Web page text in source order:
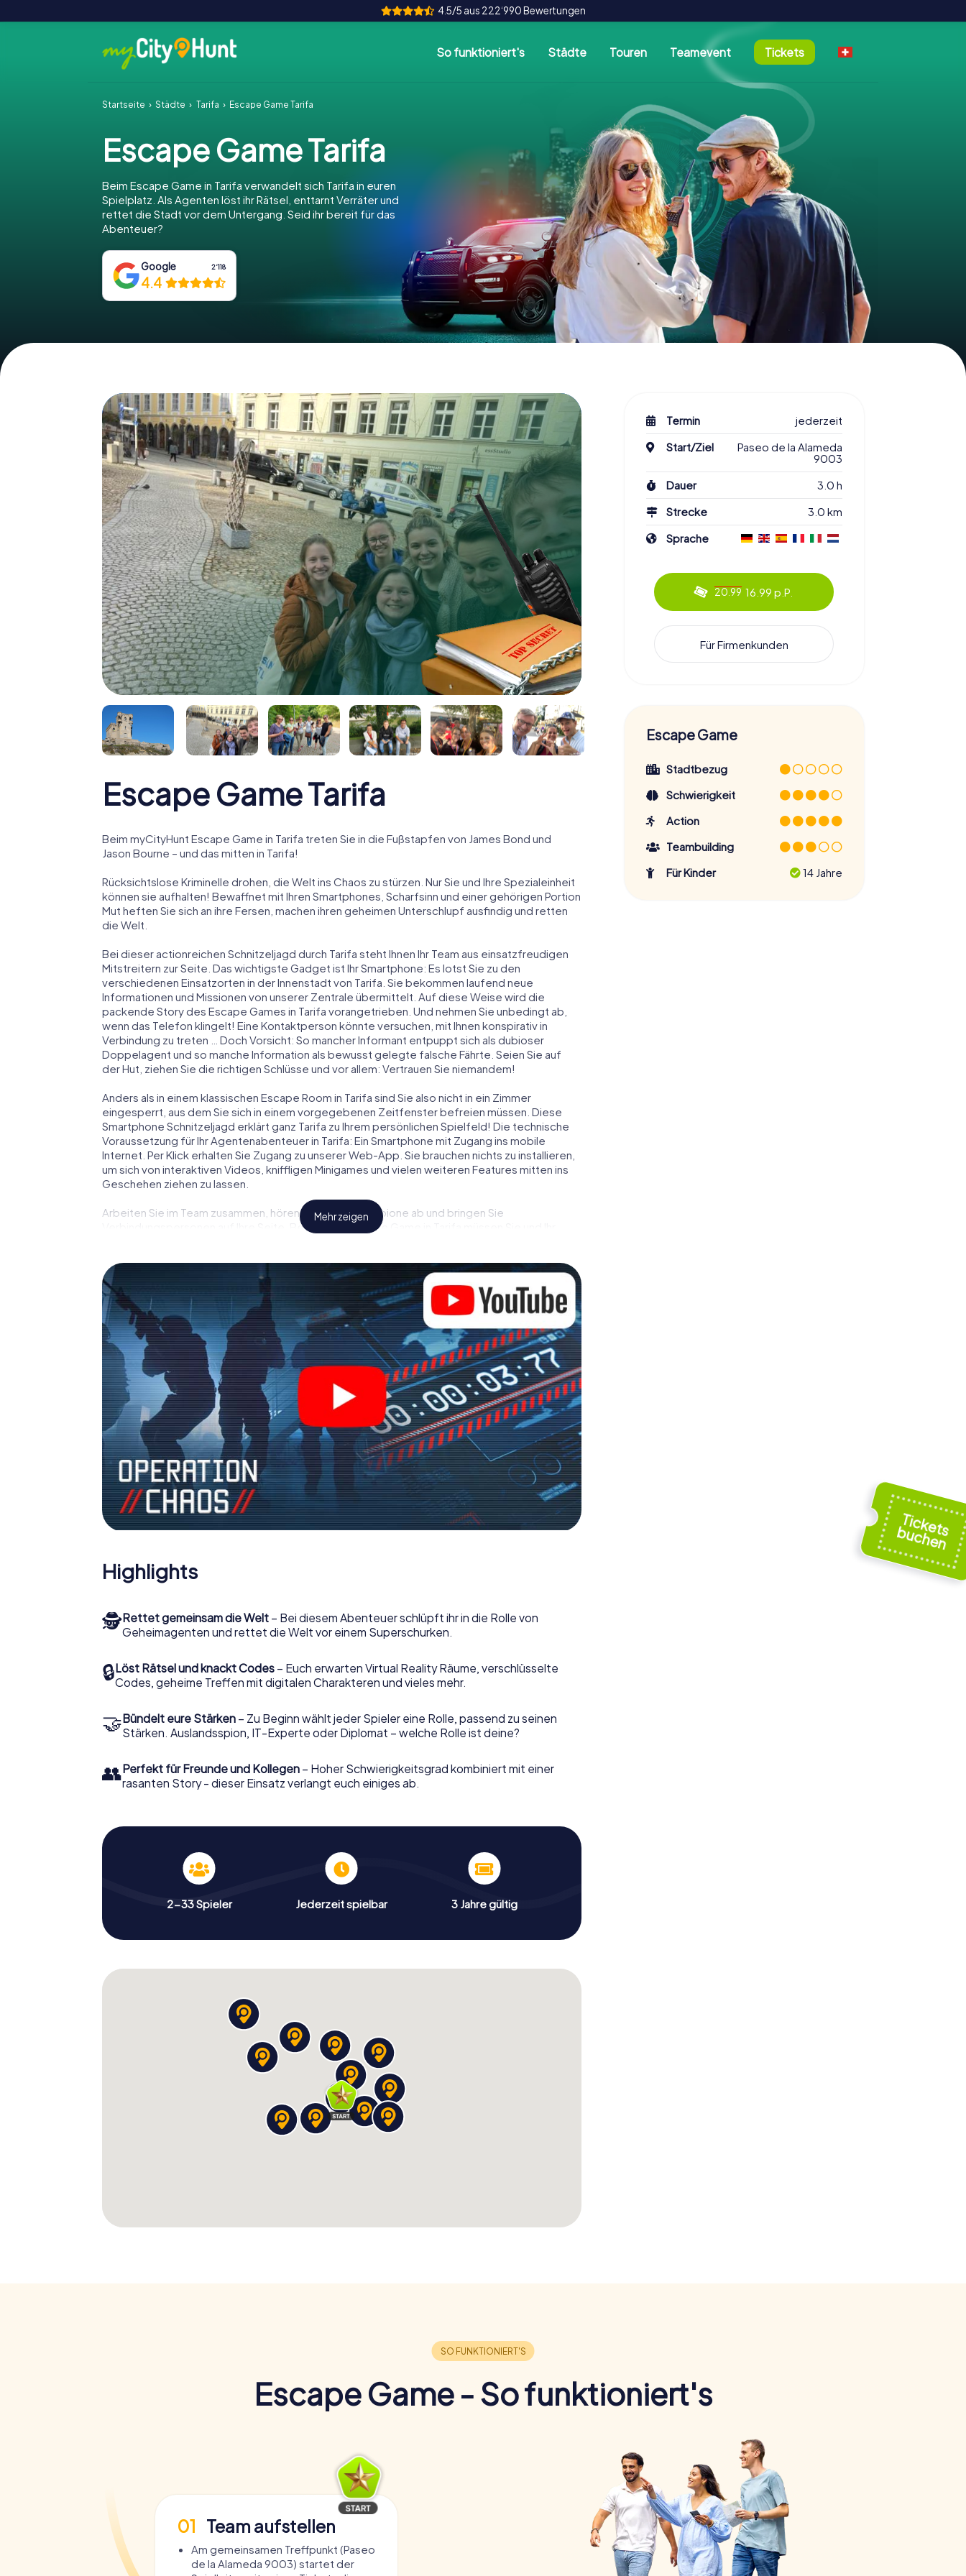
4.5/5 aus 222‘990 Bewertungen
So funktioniert's Städte Touren Teamevent Tickets
Startseite Städte Tarifa Escape Game Tarifa
Escape Game Tarifa
Beim Escape Game in Tarifa verwandelt sich Tarifa in euren
Spielplatz. Als Agenten löst ihr Rätsel, enttarnt Verräter und
rettet die Stadt vor dem Untergang. Seid ihr bereit für das
Abenteuer?
Google 2‘118
4.4
Escape Game Tarifa
Beim myCityHunt Escape Game in Tarifa treten Sie in die Fußstapfen von James Bond und
Jason Bourne – und das mitten in Tarifa!
Rücksichtslose Kriminelle drohen, die Welt ins Chaos zu stürzen. Nur Sie und Ihre Spezialeinheit
können sie aufhalten! Bewaffnet mit Ihren Smartphones, Scharfsinn und einer gehörigen Portion
Mut heften Sie sich an ihre Fersen, machen ihren geheimen Unterschlupf ausfindig und retten
die Welt.
Bei dieser actionreichen Schnitzeljagd durch Tarifa steht Ihnen Ihr Team aus einsatzfreudigen
Mitstreitern zur Seite. Das wichtigste Gadget ist Ihr Smartphone: Es lotst Sie zu den
verschiedenen Einsatzorten in der Innenstadt von Tarifa. Sie bekommen laufend neue
Informationen und Missionen von unserer Zentrale übermittelt. Auf diese Weise wird die
packende Story des Escape Games in Tarifa vorangetrieben. Und nehmen Sie unbedingt ab,
wenn das Telefon klingelt! Eine Kontaktperson könnte versuchen, mit Ihnen konspirativ in
Verbindung zu treten … Doch Vorsicht: So mancher Informant entpuppt sich als dubioser
Doppelagent und so manche Information als bewusst gelegte falsche Fährte. Seien Sie auf
der Hut, ziehen Sie die richtigen Schlüsse und vor allem: Vertrauen Sie niemandem!
Anders als in einem klassischen Escape Room in Tarifa sind Sie also nicht in ein Zimmer
eingesperrt, aus dem Sie sich in einem vorgegebenen Zeitfenster befreien müssen. Diese
Smartphone Schnitzeljagd erklärt ganz Tarifa zu Ihrem persönlichen Spielfeld! Die technische
Voraussetzung für Ihr Agentenabenteuer in Tarifa: Ein Smartphone mit Zugang ins mobile
Internet. Per Klick erhalten Sie Zugang zu unserer Web-App. Sie brauchen nichts zu installieren,
um sich von interaktiven Videos, kniffligen Minigames und vielen weiteren Features mitten ins
Geschehen ziehen zu lassen.
Arbeiten Sie im Team zusammen, hören Sie feindliche Spione ab und bringen Sie
Verbindungspersonen auf Ihre Seite. Bei diesem Escape Game in Tarifa müssen Sie und Ihr
Team im Highscore von Tarifa und erhalten Zugang zu Ihrer ganz persönlichen Bildergalerie. Das
myCityHunt Escape Game macht Tarifa zu Ihrem ganz persönlichen Erlebnisspielplatz. Holen
Sie sich Ihre Tickets in die Welt der Spionage und Geheimagenten und verwandeln Sie Tarifa in
einen Outdoor Escape Room!
Mehr zeigen
Highlights
🕵Rettet gemeinsam die Welt – Bei diesem Abenteuer schlüpft ihr in die Rolle von
Geheimagenten und rettet die Welt vor einem Superschurken.
🔒Löst Rätsel und knackt Codes – Euch erwarten Virtual Reality Räume, verschlüsselte
Codes, geheime Treffen mit digitalen Charakteren und vieles mehr.
🤝Bündelt eure Stärken – Zu Beginn wählt jeder Spieler eine Rolle, passend zu seinen
Stärken. Auslandsspion, IT-Experte oder Diplomat – welche Rolle ist deine?
👥Perfekt für Freunde und Kollegen – Hoher Schwierigkeitsgrad kombiniert mit einer
rasanten Story - dieser Einsatz verlangt euch einiges ab.
2-33 Spieler Jederzeit spielbar 3 Jahre gültig
Termin
jederzeit
Start/Ziel
Paseo de la Alameda
9003
Dauer
3.0 h
Strecke
3.0 km
Sprache
20.99 16.99 p.P.
Für Firmenkunden
Escape Game
Stadtbezug
Schwierigkeit
Action
Teambuilding
Für Kinder
14 Jahre
Escape Game - So funktioniert's
01 Team aufstellen
Am gemeinsamen Treffpunkt (Paseo
de la Alameda 9003) startet der